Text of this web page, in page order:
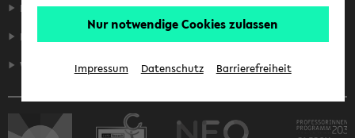
Fakultäten
Informationen für ...
Weiteres
Nur notwendige Cookies zulassen
Impressum Datenschutz Barrierefreiheit